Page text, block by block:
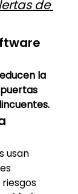
de
la
puertas
usan